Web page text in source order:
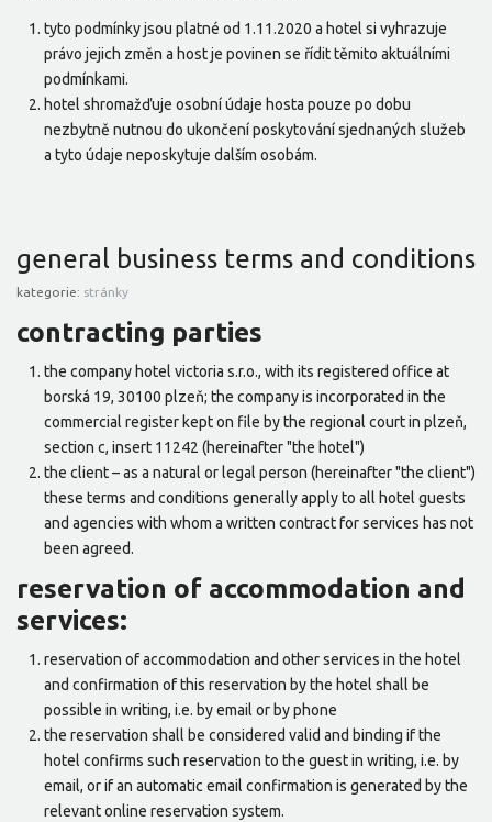
tyto podmínky jsou platné od 1.11.2020 a hotel si vyhrazuje
právo jejich změn a host je povinen se řídit těmito aktuálními
podmínkami.
hotel shromažďuje osobní údaje hosta pouze po dobu
nezbytně nutnou do ukončení poskytování sjednaných služeb
a tyto údaje neposkytuje dalším osobám.
general business terms and conditions
kategorie: stránky
contracting parties
the company hotel victoria s.r.o., with its registered office at
borská 19, 30100 plzeň; the company is incorporated in the
commercial register kept on file by the regional court in plzeň,
section c, insert 11242 (hereinafter "the hotel")
the client – as a natural or legal person (hereinafter "the client")
these terms and conditions generally apply to all hotel guests
and agencies with whom a written contract for services has not
been agreed.
reservation of accommodation and
services:
reservation of accommodation and other services in the hotel
and confirmation of this reservation by the hotel shall be
possible in writing, i.e. by email or by phone
the reservation shall be considered valid and binding if the
hotel confirms such reservation to the guest in writing, i.e. by
email, or if an automatic email confirmation is generated by the
relevant online reservation system.